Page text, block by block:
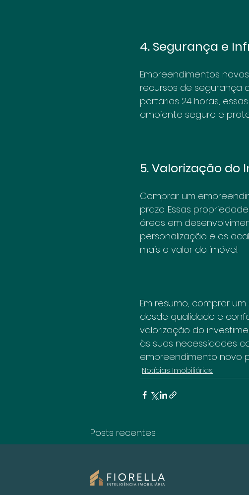
4. Segurança e
Empreendimentos
recursos de segurança
portarias 24 horas,
ambiente seguro e
5. Valorização do
Comprar um
prazo. Essas
áreas em
personalização e os
mais o valor do imóvel.
Em resumo, comprar
desde qualidade e
valorização do
às suas necessidades
empreendimento novo
Notícias Imobiliárias
Posts recentes